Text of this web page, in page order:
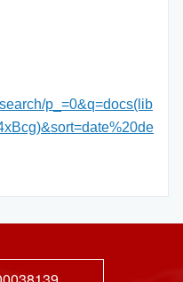
p_=0&q=docs(lib